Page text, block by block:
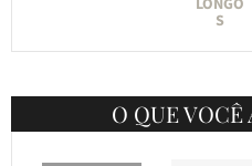
S
O QUE VOCÊ